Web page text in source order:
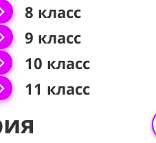
8 класс
9 класс
10 класс
11 класс